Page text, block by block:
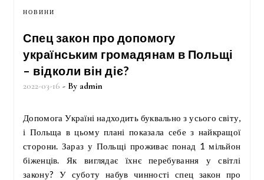
НОВИНИ
Спец закон про допомогу
українським громадянам в Польщі
– відколи він діє?
2022-03-16 - By admin
Допомога Україні надходить буквально з усього світу,
і Польща в цьому плані показала себе з найкращої
сторони. Зараз у Польщі проживає понад 1 мільйон
біженців. Як виглядає їхнє перебування у світлі
закону? У суботу набув чинності спец закон про